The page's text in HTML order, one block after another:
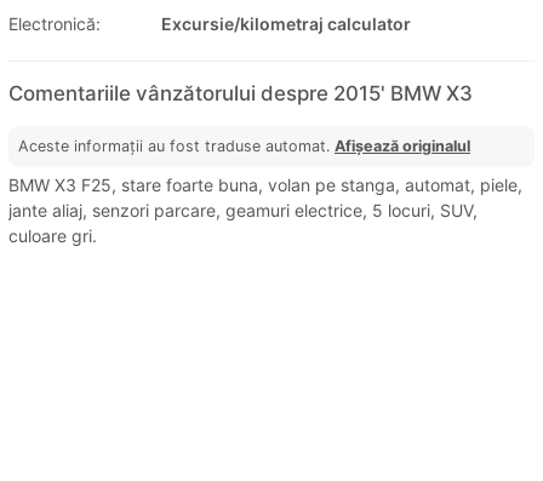
Electronică:
Excursie/kilometraj calculator
Comentariile vânzătorului despre 2015' BMW X3
Aceste informații au fost traduse automat. Afișează originalul
BMW X3 F25, stare foarte buna, volan pe stanga, automat, piele,
jante aliaj, senzori parcare, geamuri electrice, 5 locuri, SUV,
culoare gri.